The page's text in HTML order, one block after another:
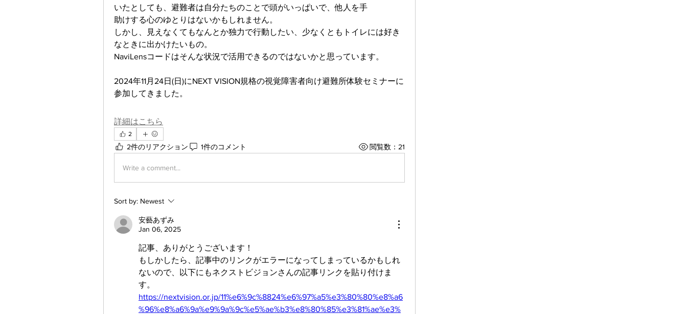
いたとしても、避難者は自分たちのことで頭がいっぱいで、他人を手
助けする心のゆとりはないかもしれません。
しかし、見えなくてもなんとか独力で行動したい、少なくともトイレには好き
なときに出かけたいもの。
NaviLensコードはそんな状況で活用できるのではないかと思っています。
2024年11月24日(日)にNEXT VISION規格の視覚障害者向け避難所体験セミナーに
参加してきました。
詳細はこちら
2
2件のリアクション 1件のコメント 閲覧数：21
Write a comment...
Sort by: Newest
安藝あずみ
Jan 06, 2025
記事、ありがとうございます！
もしかしたら、記事中のリンクがエラーになってしまっているかもしれ
ないので、以下にもネクストビジョンさんの記事リンクを貼り付けま
す。
https://nextvision.or.jp/11%e6%9c%8824%e6%97%a5%e3%80%80%e8%a6
%96%e8%a6%9a%e9%9a%9c%e5%ae%b3%e8%80%85%e3%81%ae%e3%